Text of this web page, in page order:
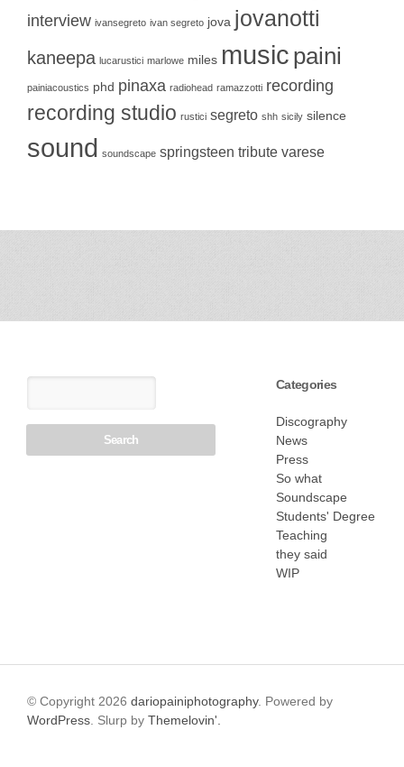
interview ivansegreto ivan segreto jova jovanotti
kaneepa lucarustici marlowe miles music paini
painiacoustics phd pinaxa radiohead ramazzotti recording
recording studio rustici segreto shh sicily silence
sound soundscape springsteen tribute varese
Categories
Discography
News
Press
So what
Soundscape
Students' Degree
Teaching
they said
WIP
© Copyright 2026 dariopainiphotography. Powered by
WordPress . Slurp by Themelovin'.